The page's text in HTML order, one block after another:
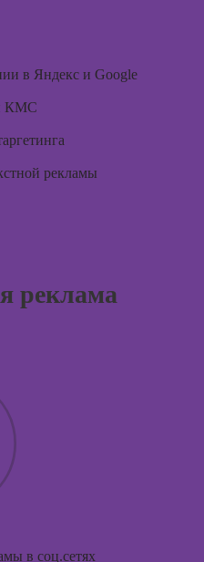
в Яндекс и Google
КМС
рекламы
реклама
в соц.сетях